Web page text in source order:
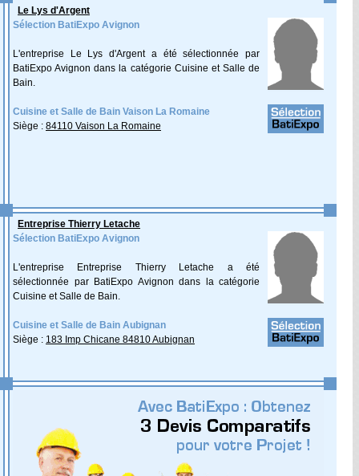
Le Lys d'Argent
Sélection BatiExpo Avignon
L'entreprise Le Lys d'Argent a été sélectionnée par
BatiExpo Avignon dans la catégorie Cuisine et Salle de
Bain.
Cuisine et Salle de Bain Vaison La Romaine
Siège : 84110 Vaison La Romaine
Entreprise Thierry Letache
Sélection BatiExpo Avignon
L'entreprise Entreprise Thierry Letache a été
sélectionnée par BatiExpo Avignon dans la catégorie
Cuisine et Salle de Bain.
Cuisine et Salle de Bain Aubignan
Siège : 183 Imp Chicane 84810 Aubignan